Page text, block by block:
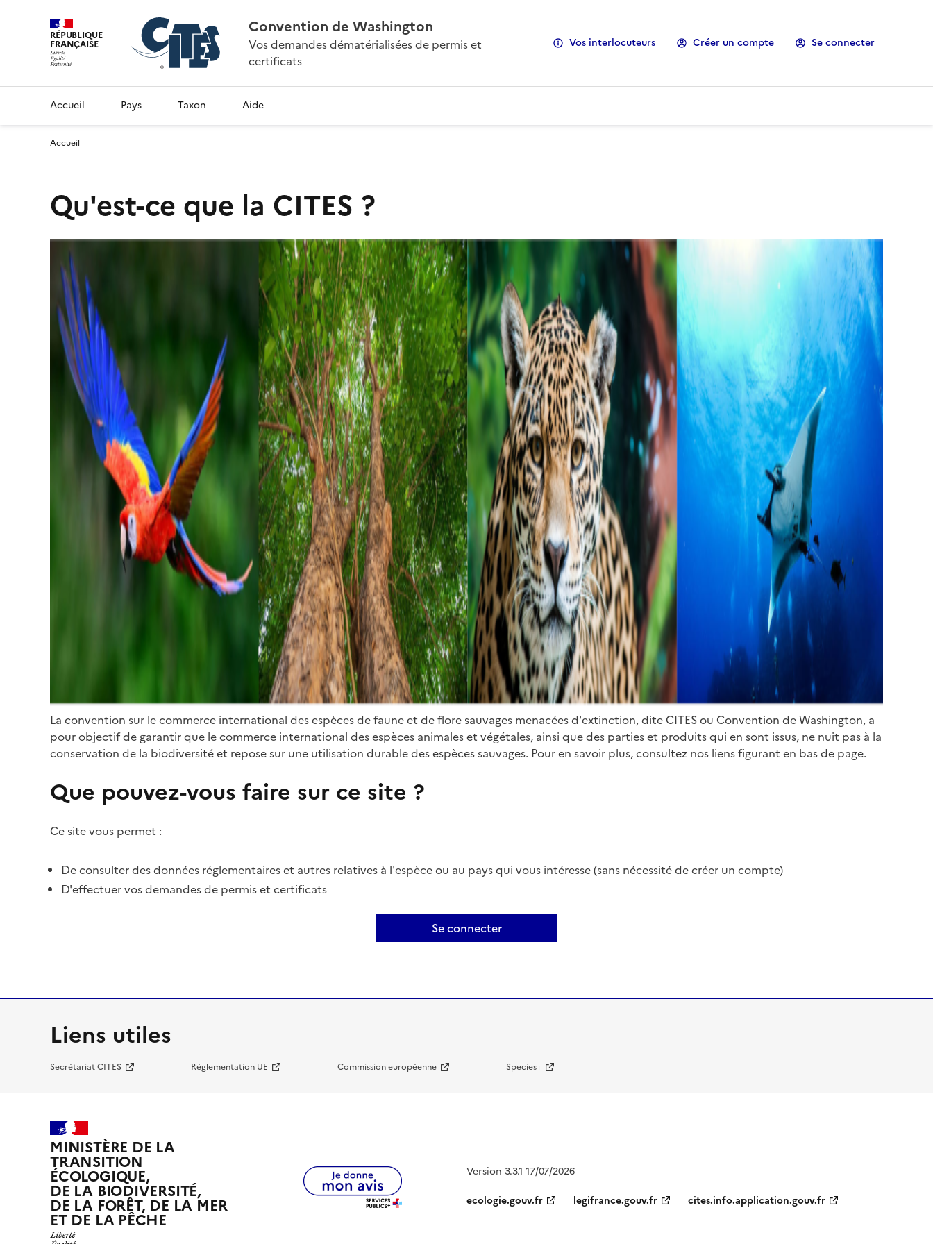
RÉPUBLIQUE
FRANÇAISE
Convention de Washington
Vos demandes dématérialisées de permis et
certificats
Vos interlocuteurs Créer un compte Se connecter
Accueil Pays Taxon Aide
Accueil
Qu'est-ce que la CITES ?
La convention sur le commerce international des espèces de faune et de flore sauvages menacées d'extinction, dite CITES ou Convention de Washington, a
pour objectif de garantir que le commerce international des espèces animales et végétales, ainsi que des parties et produits qui en sont issus, ne nuit pas à la
conservation de la biodiversité et repose sur une utilisation durable des espèces sauvages. Pour en savoir plus, consultez nos liens figurant en bas de page.
Que pouvez-vous faire sur ce site ?
Ce site vous permet :
De consulter des données réglementaires et autres relatives à l'espèce ou au pays qui vous intéresse (sans nécessité de créer un compte)
D'effectuer vos demandes de permis et certificats
Se connecter
Liens utiles
Secrétariat CITES Réglementation UE Commission européenne Species+
MINISTÈRE DE LA
TRANSITION
ÉCOLOGIQUE,
DE LA BIODIVERSITÉ,
DE LA FORÊT, DE LA MER
ET DE LA PÊCHE
Version 3.3.1 17/07/2026
ecologie.gouv.fr
legifrance.gouv.fr cites.info.application.gouv.fr